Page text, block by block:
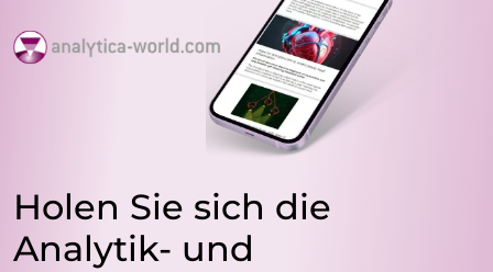
Holen Sie sich die
Analytik- und